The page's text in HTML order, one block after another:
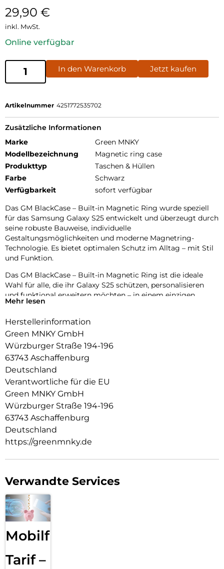
29,90 €
inkl. MwSt.
Online verfügbar
In den Warenkorb Jetzt kaufen
Artikelnummer 4251772535702
Zusätzliche Informationen
Marke
Green MNKY
Modellbezeichnung
Magnetic ring case
Produkttyp
Taschen & Hüllen
Farbe
Schwarz
Verfügbarkeit
sofort verfügbar
Das GM BlackCase – Built-in Magnetic Ring wurde speziell
für das Samsung Galaxy S25 entwickelt und überzeugt durch
seine robuste Bauweise, individuelle
Gestaltungsmöglichkeiten und moderne Magnetring-
Technologie. Es bietet optimalen Schutz im Alltag – mit Stil
und Funktion.
Das GM BlackCase – Built-in Magnetic Ring ist die ideale
Wahl für alle, die ihr Galaxy S25 schützen, personalisieren
und funktional erweitern möchten – in einem einzigen,
durchdachten Case.
Mehr lesen
Herstellerinformation
Green MNKY GmbH
Würzburger Straße 194-196
63743 Aschaffenburg
Deutschland
Verantwortliche für die EU
Green MNKY GmbH
Würzburger Straße 194-196
63743 Aschaffenburg
Deutschland
https://greenmnky.de
Verwandte Services
Mobilfunk
Tarif –